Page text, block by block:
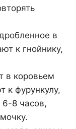
в
к гнойнику,
в коровьем
к фурункулу,
6-8 часов,